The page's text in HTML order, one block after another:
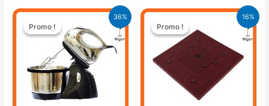
36%
Promo !
Promo !
Le
initial
était :
34.400 CFA.
Le
prix
actuel
est :
22.000 CFA.
16%
Promo !
Promo !
Le
prix
initial
était :
7.000 CFA.
Le
est :
5.900 CFA.